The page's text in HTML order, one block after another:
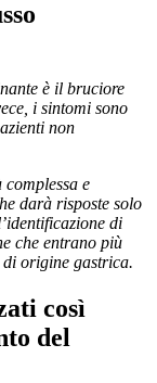
è il bruciore
i sintomi sono
non
e
darà risposte solo
di
che entrano più
di origine gastrica.
così
del